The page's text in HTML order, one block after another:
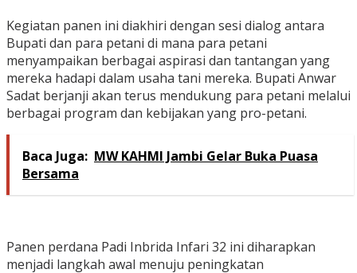
Kegiatan panen ini diakhiri dengan sesi dialog antara
Bupati dan para petani di mana para petani
menyampaikan berbagai aspirasi dan tantangan yang
mereka hadapi dalam usaha tani mereka. Bupati Anwar
Sadat berjanji akan terus mendukung para petani melalui
berbagai program dan kebijakan yang pro-petani.
Baca Juga: MW KAHMI Jambi Gelar Buka Puasa
Bersama
Panen perdana Padi Inbrida Infari 32 ini diharapkan
menjadi langkah awal menuju peningkatan